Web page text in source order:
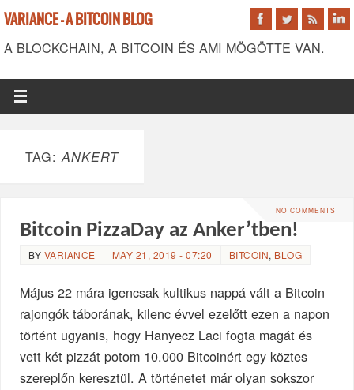
VARIANCE - A BITCOIN BLOG
A BLOCKCHAIN, A BITCOIN ÉS AMI MÖGÖTTE VAN.
TAG:ANKERT
NO COMMENTS
Bitcoin PizzaDay az Anker’tben!
BY VARIANCE MAY 21, 2019 - 07:20 BITCOIN, BLOG
Május 22 mára igencsak kultikus nappá vált a Bitcoin
rajongók táborának, kilenc évvel ezelőtt ezen a napon
történt ugyanis, hogy Hanyecz Laci fogta magát és
vett két pizzát potom 10.000 Bitcoinért egy köztes
szereplőn keresztül. A történetet már olyan sokszor